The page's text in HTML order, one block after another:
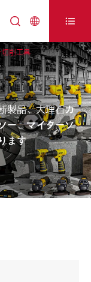
  
製品、大理石カ
ー、マイターソ
ます
切削工具